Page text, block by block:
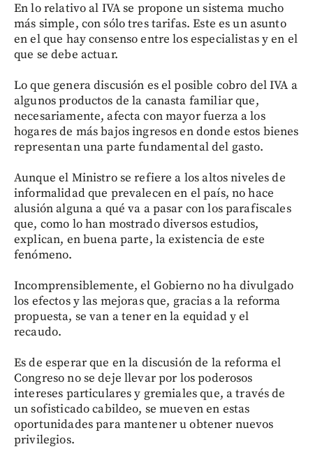
En lo relativo al IVA se propone un sistema mucho
más simple, con sólo tres tarifas. Este es un asunto
en el que hay consenso entre los especialistas y en el
que se debe actuar.
Lo que genera discusión es el posible cobro del IVA a
algunos productos de la canasta familiar que,
necesariamente, afecta con mayor fuerza a los
hogares de más bajos ingresos en donde estos bienes
representan una parte fundamental del gasto.
Aunque el Ministro se refiere a los altos niveles de
informalidad que prevalecen en el país, no hace
alusión alguna a qué va a pasar con los parafiscales
que, como lo han mostrado diversos estudios,
explican, en buena parte, la existencia de este
fenómeno.
Incomprensiblemente, el Gobierno no ha divulgado
los efectos y las mejoras que, gracias a la reforma
propuesta, se van a tener en la equidad y el
recaudo.
Es de esperar que en la discusión de la reforma el
Congreso no se deje llevar por los poderosos
intereses particulares y gremiales que, a través de
un sofisticado cabildeo, se mueven en estas
oportunidades para mantener u obtener nuevos
privilegios.